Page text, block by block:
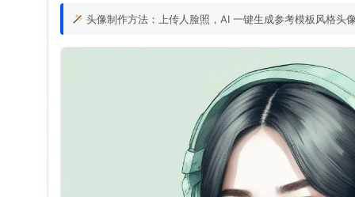
头像制作方法：上传人脸照，AI 一键生成参考模板风格头